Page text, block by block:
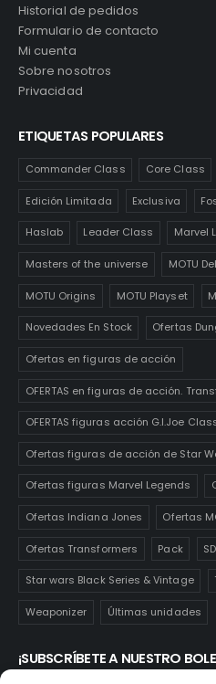
Historial de pedidos
Formulario de contacto
Mi cuenta
Sobre nosotros
Privacidad
ETIQUETAS POPULARES
Commander Class Core Class
Edición Limitada Exclusiva
Haslab Leader Class Marvel
Masters of the universe MOTU
MOTU Origins MOTU Playset
Novedades En Stock Ofertas
Ofertas en figuras de acción
OFERTAS en figuras de acción.
OFERTAS figuras acción G.I.Joe
Ofertas figuras de acción de Star
Ofertas figuras Marvel Legends
Ofertas Indiana Jones Ofertas
Ofertas Transformers Pack
Star wars Black Series & Vintage
Weaponizer Últimas unidades
¡SUBSCRÍBETE A NUESTRO